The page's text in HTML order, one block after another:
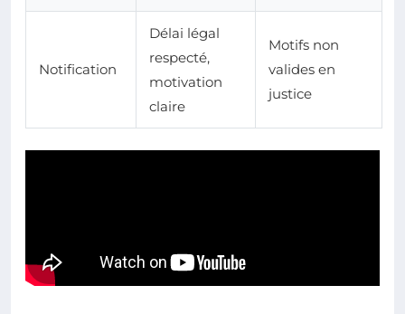
Notification
Délai légal
respecté,
motivation
claire
Motifs non
valides en
justice